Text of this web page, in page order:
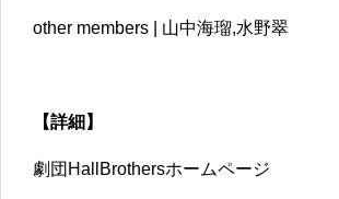
other members | 山中海瑠,水野翠
【詳細】
劇団HallBrothersホームページ